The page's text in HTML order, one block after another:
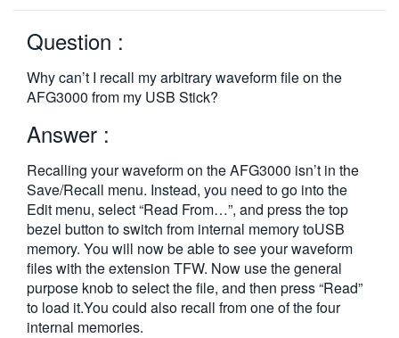
简体中文
日本語
한국어
Question :
Why can’t I recall my arbitrary waveform file on the
AFG3000 from my USB Stick?
Answer :
Recalling your waveform on the AFG3000 isn’t in the
Save/Recall menu. Instead, you need to go into the
Edit menu, select “Read From…”, and press the top
bezel button to switch from internal memory toUSB
memory. You will now be able to see your waveform
files with the extension TFW. Now use the general
purpose knob to select the file, and then press “Read”
to load it.You could also recall from one of the four
internal memories.